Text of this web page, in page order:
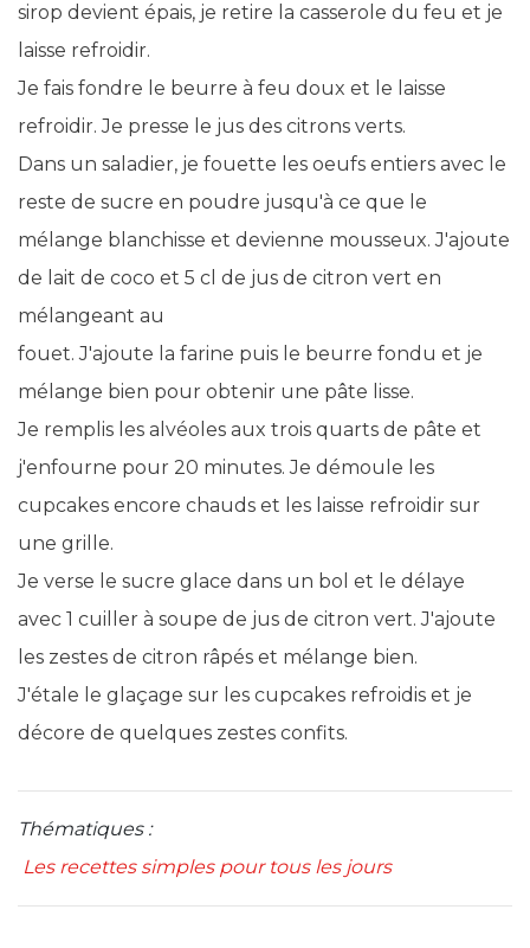
sirop devient épais, je retire la casserole du feu et je
laisse refroidir.
Je fais fondre le beurre à feu doux et le laisse
refroidir. Je presse le jus des citrons verts.
Dans un saladier, je fouette les oeufs entiers avec le
reste de sucre en poudre jusqu'à ce que le
mélange blanchisse et devienne mousseux. J'ajoute
de lait de coco et 5 cl de jus de citron vert en
mélangeant au
fouet. J'ajoute la farine puis le beurre fondu et je
mélange bien pour obtenir une pâte lisse.
Je remplis les alvéoles aux trois quarts de pâte et
j'enfourne pour 20 minutes. Je démoule les
cupcakes encore chauds et les laisse refroidir sur
une grille.
Je verse le sucre glace dans un bol et le délaye
avec 1 cuiller à soupe de jus de citron vert. J'ajoute
les zestes de citron râpés et mélange bien.
J'étale le glaçage sur les cupcakes refroidis et je
décore de quelques zestes confits.
Thématiques :
Les recettes simples pour tous les jours